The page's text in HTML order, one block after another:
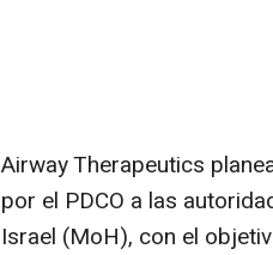
Airway Therapeutics
por el PDCO a las
Israel (MoH), con el